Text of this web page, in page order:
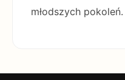
młodszych pokoleń.